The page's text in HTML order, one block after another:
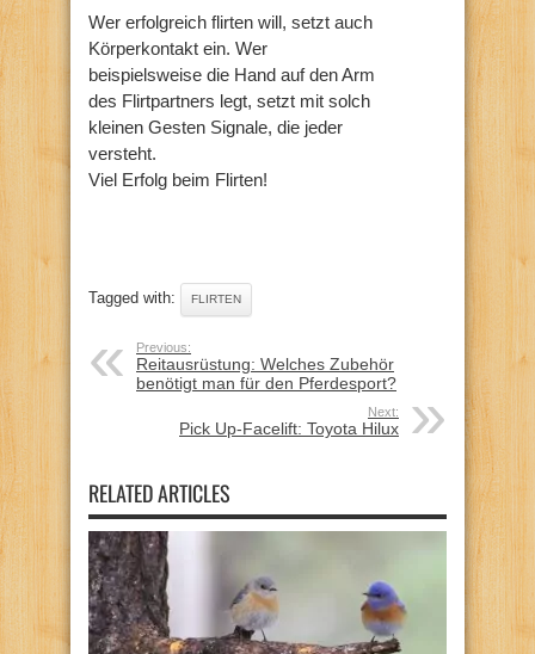
Wer erfolgreich flirten will, setzt auch
Körperkontakt ein. Wer
beispielsweise die Hand auf den Arm
des Flirtpartners legt, setzt mit solch
kleinen Gesten Signale, die jeder
versteht.
Viel Erfolg beim Flirten!
Tagged with: FLIRTEN
Previous:
Reitausrüstung: Welches Zubehör
benötigt man für den Pferdesport?
Next:
Pick Up-Facelift: Toyota Hilux
RELATED ARTICLES